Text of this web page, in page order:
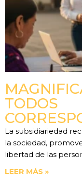
TODOS
La subsidiariedad
la sociedad,
libertad de las
LEER MÁS »